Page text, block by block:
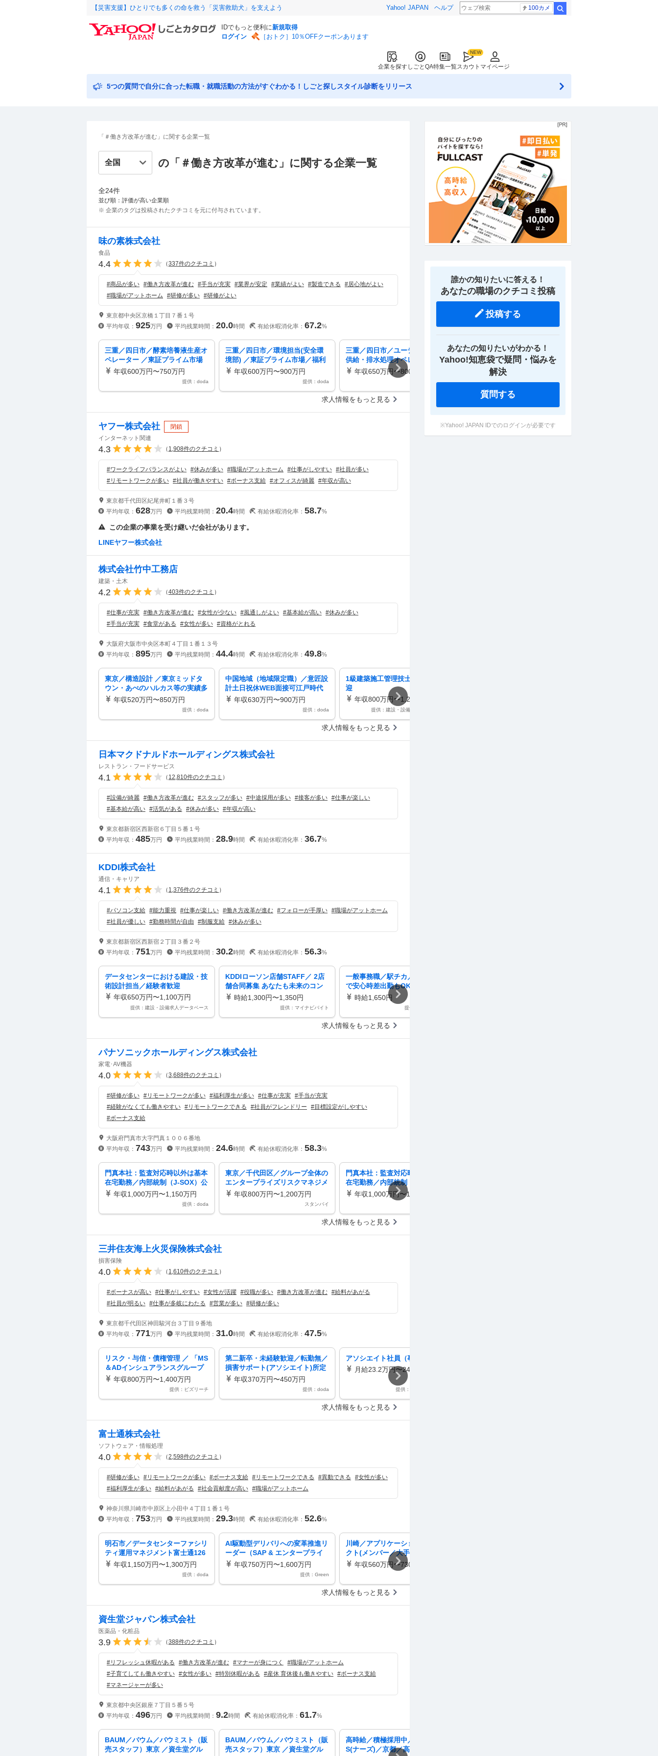
【災害支援】ひとりでも多くの命を救う「災害救助犬」を支えよう Yahoo! JAPAN ヘルプ 100カメ
IDでもっと便利に新規取得
ログイン
［おトク］10％OFFクーポンあります
企業を探すしごとQA特集一覧スカウト マイページ
5つの質問で自分に合った転職・就職活動の方法がすぐわかる！しごと探しスタイル診断をリリース
「＃働き方改革が進む」に関する企業一覧
の「＃働き方改革が進む 」に関する企業一覧
全24件
並び順：評価が高い企業順
※ 企業のタグは投稿されたクチコミを元に付与されています。
味の素株式会社
食品
4.4 （337件のクチコミ ）
#商品が多い #働き方改革が進む #手当が充実 #業界が安定 #業績がよい #製造できる #居心地がよい
#職場がアットホーム #研修が多い #研修がよい
東京都中央区京橋１丁目７番１号
平均年収： 925万円 平均残業時間： 20.0時間 有給休暇消化率： 67.2%
三重／四日市／酵素培養液生産オ
ペレーター ／東証プライム市場
／福利厚生／残業10時間程度
年収600万円〜750万円
提供：doda
三重／四日市／環境担当(安全環
境部) ／東証プライム市場／福利
厚生充実／在宅可／就業環境
年収600万円〜900万円
提供：doda
三重／四日市／ユーティリティー
供給・排水処理オペレーター／東
証プライム／福利厚生／残業10H
年収650万円〜800万円
提供：doda
三重／四日市／医薬品の生産オペ
レーター ／東証プライム市場／
福利厚生／残業10時間程度
年収600万円〜750万円
提供：doda
求人情報をもっと見る
ヤフー株式会社
閉鎖
インターネット関連
4.3 （ 1,908件のクチコミ ）
#ワークライフバランスがよい #休みが多い #職場がアットホーム #仕事がしやすい #社員が多い
#リモートワークが多い #社員が働きやすい #ボーナス支給 #オフィスが綺麗 #年収が高い
東京都千代田区紀尾井町１番３号
平均年収： 628万円 平均残業時間： 20.4時間 有給休暇消化率： 58.7%
この企業の事業を受け継いだ会社があります。
LINEヤフー株式会社
株式会社竹中工務店
建築・土木
4.2 （403件のクチコミ ）
#仕事が充実 #働き方改革が進む #女性が少ない #風通しがよい #基本給が高い #休みが多い
#手当が充実 #食堂がある #女性が多い #資格がとれる
大阪府大阪市中央区本町４丁目１番１３号
平均年収： 895万円 平均残業時間： 44.4時間 有給休暇消化率： 49.8%
東京／構造設計 ／東京ミッドタ
ウン・あべのハルカス等の実績多
数／日本を代表するスーパーゼネ
年収520万円〜850万円
提供：doda
中国地域（地域限定職）／意匠設
計土日祝休WEB面接可江戸時代
より続くスーパーゼネコン
年収630万円〜900万円
提供：doda
1級建築施工管理技士／経験者歓
迎
年収800万円〜1,200万円
提供：建設・設備求人データベース
求人情報をもっと見る
日本マクドナルドホールディングス株式会社
レストラン・フードサービス
4.1 （ 12,810件のクチコミ ）
#設備が綺麗 #働き方改革が進む #スタッフが多い #中途採用が多い #接客が多い #仕事が楽しい
#基本給が高い #活気がある #休みが多い #年収が高い
東京都新宿区西新宿６丁目５番１号
平均年収： 485万円 平均残業時間： 28.9時間 有給休暇消化率： 36.7%
KDDI株式会社
通信・キャリア
4.1 （ 1,376件のクチコミ ）
#パソコン支給 #能力重視 #仕事が楽しい #働き方改革が進む #フォローが手厚い #職場がアットホーム
#社員が優しい #勤務時間が自由 #制服支給 #休みが多い
東京都新宿区西新宿２丁目３番２号
平均年収： 751万円 平均残業時間： 30.2時間 有給休暇消化率： 56.3%
データセンターにおける建設・技
術設計担当／経験者歓迎
年収650万円〜1,100万円
提供：建設・設備求人データベース
KDDIローソン店舗STAFF／ 2店
舗合同募集 あなたも未来のコン
ビニの一員に 駅直結
時給1,300円〜1,350円
提供：マイナビバイト
一般事務職／駅チカ／有名大手G
で安心時差出勤もOK！コツコツ
契約書関連の事務
時給1,650円
提供：バイトルPRO
求人情報をもっと見る
パナソニックホールディングス株式会社
家電･AV機器
4.0 （3,688件のクチコミ ）
#研修が多い #リモートワークが多い #福利厚生が多い #仕事が充実 #手当が充実
#経験がなくても働きやすい #リモートワークできる #社員がフレンドリー #目標設定がしやすい
#ボーナス支給
大阪府門真市大字門真１００６番地
平均年収： 743万円 平均残業時間： 24.6時間 有給休暇消化率： 58.3%
門真本社：監査対応時以外は基本
在宅勤務／内部統制（J-SOX）公
認会計士資格・英語力を活かす
年収1,000万円〜1,150万円
提供：doda
東京／千代田区／グループ全体の
エンタープライズリスクマネジメ
ント推進 リモート・フレックス
年収800万円〜1,200万円
スタンバイ
門真本社：監査対応時以外は基本
在宅勤務／内部統制（J-SOX）公
認会計士資格・英語力を活かす
年収1,000万円〜1,150万円
求人情報をもっと見る
三井住友海上火災保険株式会社
損害保険
4.0 （ 1,610件のクチコミ ）
#ボーナスが高い #仕事がしやすい #女性が活躍 #役職が多い #働き方改革が進む #給料があがる
#社員が明るい #仕事が多岐にわたる #営業が多い #研修が多い
東京都千代田区神田駿河台３丁目９番地
平均年収： 771万円 平均残業時間： 31.0時間 有給休暇消化率： 47.5%
リスク・与信・債権管理 ／ 「MS
＆ADインシュアランスグループ
ホールディングス出向 リスク管
理部」自然災害モデル開発データ
年収800万円〜1,400万円
提供：ビズリーチ
第二新卒・未経験歓迎／転勤無／
損害サポート(アソシエイト)所定
労働７ｈ／在宅可／退職金有
年収370万円〜450万円
提供：doda
アソシエイト社員（事務専任職）
月給23.2万円〜24.8万円
提供：かべなし求人ナビ
求人情報をもっと見る
富士通株式会社
ソフトウェア・情報処理
4.0 （2,598件のクチコミ ）
#研修が多い #リモートワークが多い #ボーナス支給 #リモートワークできる #異動できる #女性が多い
#福利厚生が多い #給料があがる #社会貢献度が高い #職場がアットホーム
神奈川県川崎市中原区上小田中４丁目１番１号
平均年収： 753万円 平均残業時間： 29.3時間 有給休暇消化率： 52.6%
明石市／データセンターファシリ
ティ運用マネジメント富士通126
休日リモート可
年収1,150万円〜1,300万円
提供：doda
AI駆動型デリバリへの変革推進リ
ーダー（SAP & エンタープライ
ズシステム）（WGD250009）
年収750万円〜1,600万円
提供：Green
川崎／アプリケーションアーキテ
クト(メンバー／大手自動車向け)
／AI駆動開発×大規模基盤変革
年収560万円〜730万円
求人情報をもっと見る
資生堂ジャパン株式会社
医薬品・化粧品
3.9 （388件のクチコミ ）
#リフレッシュ休暇がある #働き方改革が進む #マナーが身につく #職場がアットホーム
#子育てしても働きやすい #女性が多い #特別休暇がある #産休 育休後も働きやすい #ボーナス支給
#マネージャーが多い
東京都中央区銀座７丁目５番５号
平均年収： 496万円 平均残業時間： 9.2時間 有給休暇消化率： 61.7%
BAUM／バウム／バウミスト（販
売スタッフ）東京 ／資生堂グル
BAUM／バウム／バウミスト（販
売スタッフ）東京 ／資生堂グル
高時給／積極採用中／7月～NAR
S(ナーズ)／京都／高島屋／美容
誰かの知りたいに答える！
あなたの職場のクチコミ投稿
投稿する
あなたの知りたいがわかる！
Yahoo!知恵袋で疑問・悩みを
解決
質問する
※Yahoo! JAPAN IDでのログインが必要です